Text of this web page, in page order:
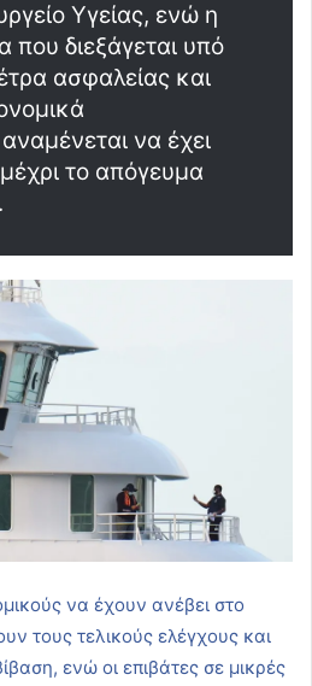
Υγείας, ενώ η
που διεξάγεται υπό
ασφαλείας και
να έχει
το απόγευμα
να έχουν ανέβει στο
τους τελικούς ελέγχους και
ενώ οι επιβάτες σε μικρές